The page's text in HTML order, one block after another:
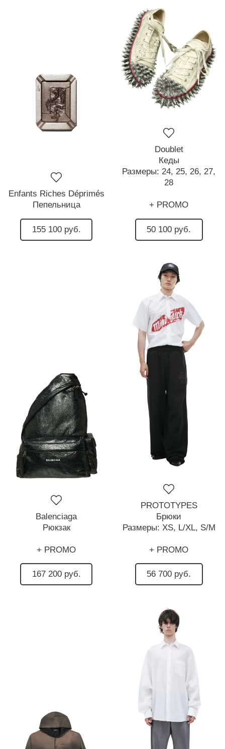
Enfants Riches Déprimés
Пепельница
155 100 руб.
Doublet
Кеды
Размеры: 24, 25, 26, 27,
28
+ PROMO
50 100 руб.
Balenciaga
Рюкзак
+ PROMO
167 200 руб.
PROTOTYPES
Брюки
Размеры: XS, L/XL, S/M
+ PROMO
56 700 руб.